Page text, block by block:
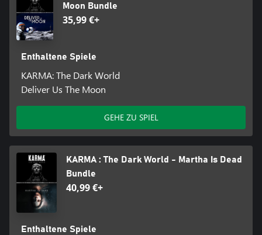
Moon Bundle
35,99 €+
Enthaltene Spiele
KARMA: The Dark World
Deliver Us The Moon
GEHE ZU SPIEL
KARMA : The Dark World - Martha Is Dead
Bundle
40,99 €+
Enthaltene Spiele